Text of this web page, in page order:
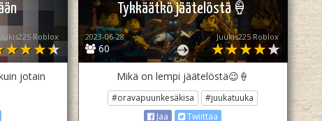
Roblox
jotain
Tykkäätkö jäätelöstä🍦
60
2023-06-28 Juukis225 Roblox
Mikä on lempi jäätelöstä😉🍦
#oravapuunkesäkisa
#juukatuuka
Jaa
Twiittaa